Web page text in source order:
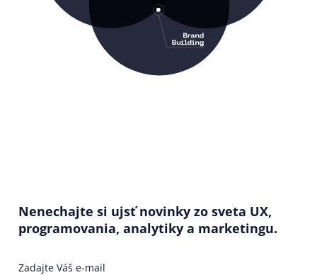
Nenechajte si ujsť novinky zo sveta UX,
programovania, analytiky a marketingu.
Zadajte Váš e-mail